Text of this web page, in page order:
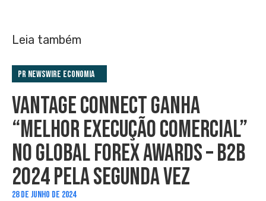
Leia também
PR Newswire Economia
VANTAGE CONNECT GANHA
“MELHOR EXECUÇÃO COMERCIAL”
NO GLOBAL FOREX AWARDS – B2B
2024 PELA SEGUNDA VEZ
28 DE JUNHO DE 2024